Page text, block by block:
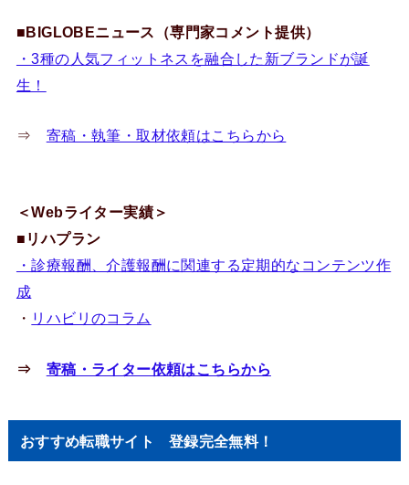
■BIGLOBEニュース（専門家コメント提供）
・3種の人気フィットネスを融合した新ブランドが誕
生！
⇒ 寄稿・執筆・取材依頼はこちらから
＜Webライター実績＞
■リハプラン
・診療報酬、介護報酬に関連する定期的なコンテンツ作
成
・ リハビリのコラム
⇒ 寄稿・ライター依頼はこちらから
おすすめ転職サイト 登録完全無料！